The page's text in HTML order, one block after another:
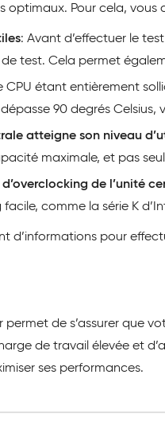
optimaux. Pour cela,
: Avant d’effectuer le
test. Cela permet
CPU étant entièrement
90 degrés
atteigne son niveau
maximale, et pas
de l’unité
comme la série K
d’informations pour
permet de s’assurer que
de travail élevée et
ses performances.